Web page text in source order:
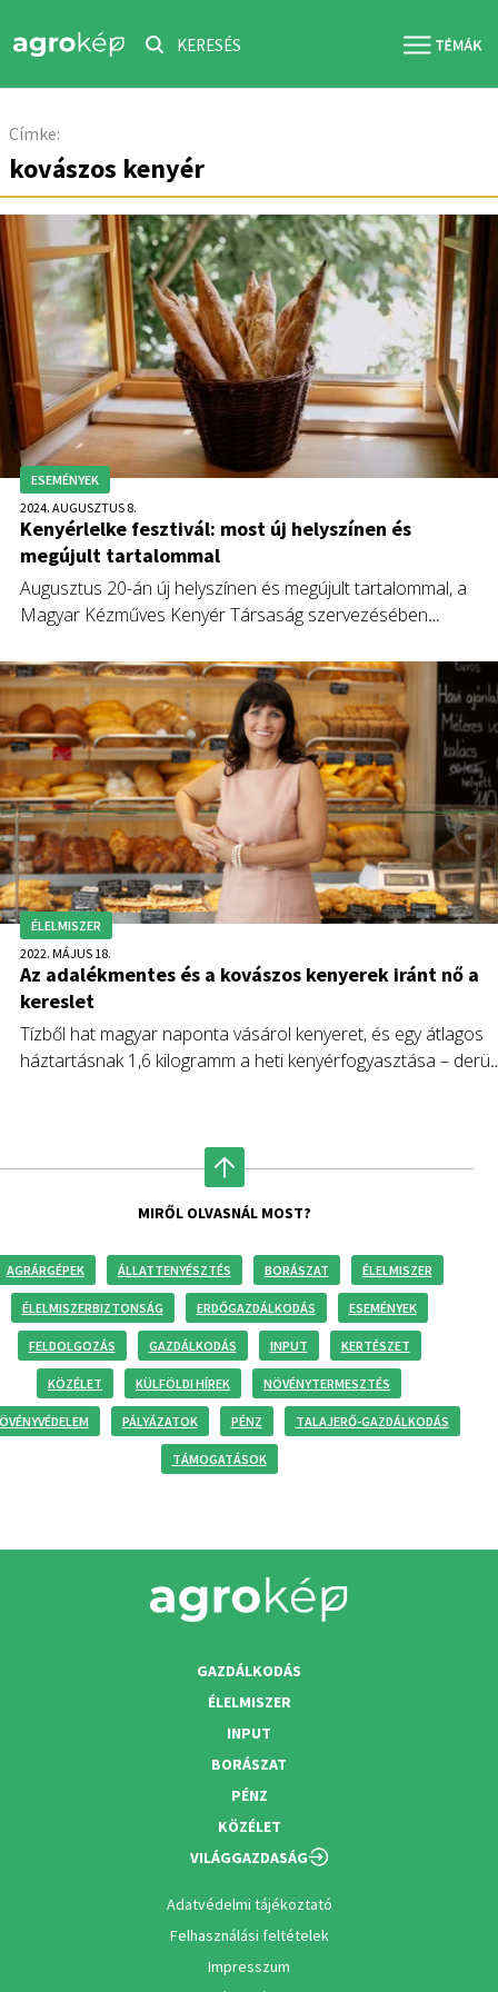
KERESÉS
Címke:
kovászos kenyér
ESEMÉNYEK
2024. AUGUSZTUS 8.
Kenyérlelke fesztivál: most új helyszínen és
megújult tartalommal
Augusztus 20-án új helyszínen és megújult tartalommal, a
Magyar Kézműves Kenyér Társaság szervezésében
legrangosabb hazai összejövetele.
ÉLELMISZER
2022. MÁJUS 18.
Az adalékmentes és a kovászos kenyerek iránt nő a
kereslet
Tízből hat magyar naponta vásárol kenyeret, és egy átlagos
háztartásnak 1,6 kilogramm a heti kenyérfogyasztása – derült
MIRŐL OLVASNÁL MOST?
AGRÁRGÉPEK ÁLLATTENYÉSZTÉS BORÁSZAT ÉLELMISZER
ÉLELMISZERBIZTONSÁG ERDŐGAZDÁLKODÁS ESEMÉNYEK
FELDOLGOZÁS GAZDÁLKODÁS INPUT KERTÉSZET
KÖZÉLET KÜLFÖLDI HÍREK NÖVÉNYTERMESZTÉS
PÁLYÁZATOK PÉNZ TALAJERŐ-GAZDÁLKODÁS
TÁMOGATÁSOK
GAZDÁLKODÁS
ÉLELMISZER
INPUT
BORÁSZAT
PÉNZ
KÖZÉLET
VILÁGGAZDASÁG
Adatvédelmi tájékoztató
Felhasználási feltételek
Impresszum